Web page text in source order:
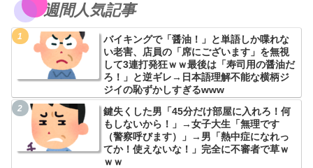
週間人気記事
バイキングで「醤油！」と単語しか喋れな
い老害、店員の「席にございます」を無視
して3連打発狂ｗｗ最後は「寿司用の醤油だ
ろ！」と逆ギレ→日本語理解不能な横柄ジ
ジイの恥ずかしすぎるwww
鍵失くした男「45分だけ部屋に入れろ！何
もしないから！」→女子大生「無理です
（警察呼びます）」→男「熱中症になれっ
てか！使えないな！」完全に不審者で草ｗ
ｗｗ